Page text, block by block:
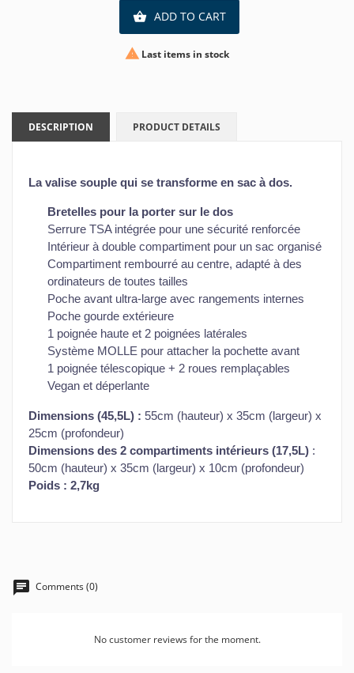
 ADD TO CART
 Last items in stock
DESCRIPTION PRODUCT DETAILS
La valise souple qui se transforme en sac à dos.
Bretelles pour la porter sur le dos
Serrure TSA intégrée pour une sécurité renforcée
Intérieur à double compartiment pour un sac organisé
Compartiment rembourré au centre, adapté à des
ordinateurs de toutes tailles
Poche avant ultra-large avec rangements internes
Poche gourde extérieure
1 poignée haute et 2 poignées latérales
Système MOLLE pour attacher la pochette avant
1 poignée télescopique + 2 roues remplaçables
Vegan et déperlante
Dimensions (45,5L) : 55cm (hauteur) x 35cm (largeur) x
25cm (profondeur)
Dimensions des 2 compartiments intérieurs (17,5L) :
50cm (hauteur) x 35cm (largeur) x 10cm (profondeur)
Poids : 2,7kg
Comments (0)
No customer reviews for the moment.